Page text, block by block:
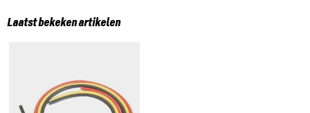
Laatst bekeken artikelen